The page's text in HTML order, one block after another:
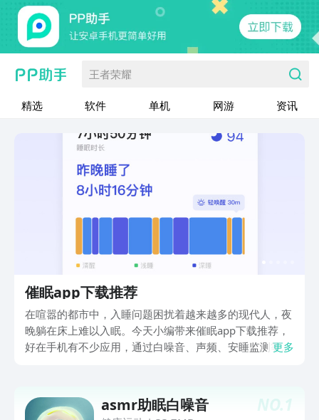
王者荣耀
精选 软件 单机 网游 资讯
催眠app下载推荐
在喧嚣的都市中，入睡问题困扰着越来越多的现代人，夜
晚躺在床上难以入眠。今天小编带来催眠app下载推荐，
好在手机有不少应用，通过白噪音、声频、安睡监测等方
更多
NO.1
asmr助眠白噪音